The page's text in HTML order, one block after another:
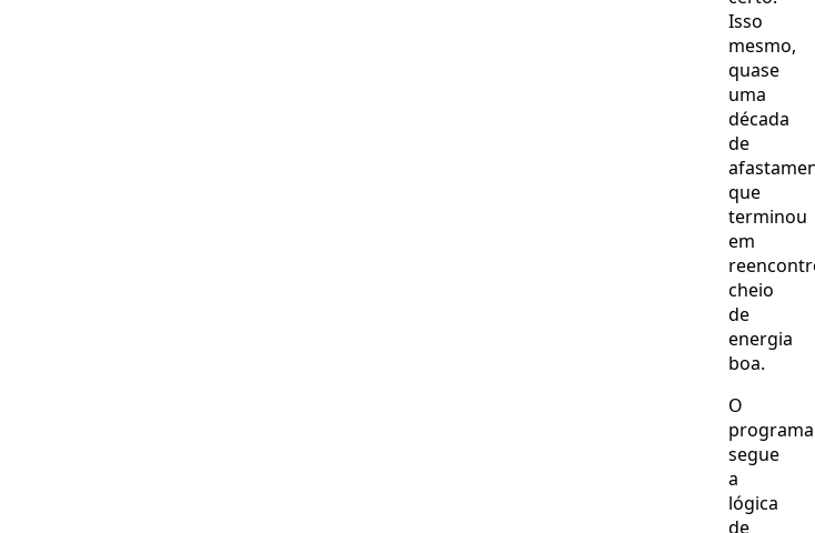
Isso
mesmo,
quase
uma
década
de
que
terminou
em
cheio
de
energia
boa.
O
programa
segue
a
lógica
de